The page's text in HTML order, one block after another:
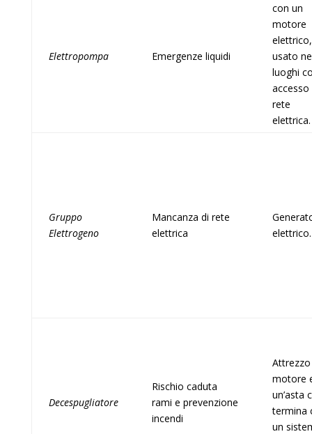
Elettropompa Emergenze liquidi
con un
motore
elettrico,
usato
luoghi
accesso
rete
Gruppo
Elettrogeno
Mancanza di rete
elettrica
Decespugliatore
Rischio caduta
rami e prevenzione
incendi
motore
un’asta
termina
un